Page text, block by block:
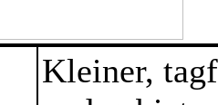
Kleiner,